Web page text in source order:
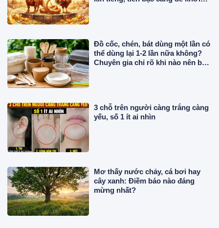
Đồ cốc, chén, bát dùng một lần có
thể dùng lại 1-2 lần nữa không?
Chuyên gia chỉ rõ khi nào nên bỏ
3 chỗ trên người càng trắng càng
yếu, số 1 ít ai nhìn
Mơ thấy nước chảy, cá bơi hay
cây xanh: Điềm báo nào đáng
mừng nhất?